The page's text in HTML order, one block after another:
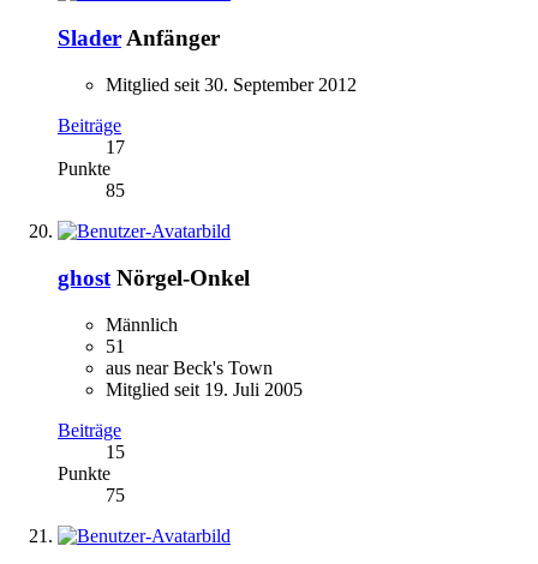
SladerAnfänger
Mitglied seit 30. September 2012
Beiträge
17
Punkte
85
ghost Nörgel-Onkel
Männlich
51
aus near Beck's Town
Mitglied seit 19. Juli 2005
Beiträge
15
Punkte
75